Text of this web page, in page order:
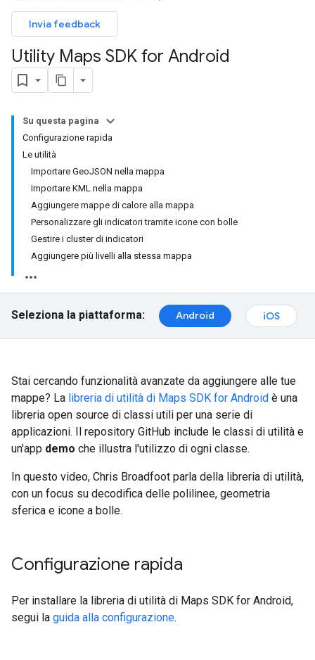
Invia feedback
Utility Maps SDK for Android
Su questa pagina
Configurazione rapida
Le utilità
Importare GeoJSON nella mappa
Importare KML nella mappa
Aggiungere mappe di calore alla mappa
Personalizzare gli indicatori tramite icone con bolle
Gestire i cluster di indicatori
Aggiungere più livelli alla stessa mappa
Seleziona la piattaforma: Android iOS
Stai cercando funzionalità avanzate da aggiungere alle tue
mappe? La libreria di utilità di Maps SDK for Android è una
libreria open source di classi utili per una serie di
applicazioni. Il repository GitHub include le classi di utilità e
un'app demo che illustra l'utilizzo di ogni classe.
In questo video, Chris Broadfoot parla della libreria di utilità,
con un focus su decodifica delle polilinee, geometria
sferica e icone a bolle.
Configurazione rapida
Per installare la libreria di utilità di Maps SDK for Android,
segui la guida alla configurazione.